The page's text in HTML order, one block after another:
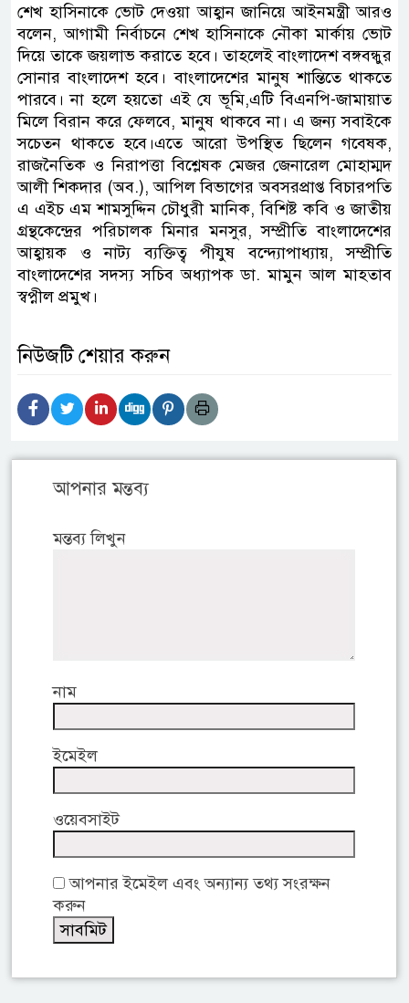
শেখ হাসিনাকে ভোট দেওয়া আহ্বান জানিয়ে আইনমন্ত্রী আরও
বলেন, আগামী নির্বাচনে শেখ হাসিনাকে নৌকা মার্কায় ভোট
দিয়ে তাকে জয়লাভ করাতে হবে। তাহলেই বাংলাদেশ বঙ্গবন্ধুর
সোনার বাংলাদেশ হবে। বাংলাদেশের মানুষ শান্তিতে থাকতে
পারবে। না হলে হয়তো এই যে ভূমি,এটি বিএনপি-জামায়াত
মিলে বিরান করে ফেলবে, মানুষ থাকবে না। এ জন্য সবাইকে
সচেতন থাকতে হবে।এতে আরো উপস্থিত ছিলেন গবেষক,
রাজনৈতিক ও নিরাপত্তা বিশ্লেষক মেজর জেনারেল মোহাম্মদ
আলী শিকদার (অব.), আপিল বিভাগের অবসরপ্রাপ্ত বিচারপতি
এ এইচ এম শামসুদ্দিন চৌধুরী মানিক, বিশিষ্ট কবি ও জাতীয়
গ্রন্থকেন্দ্রের পরিচালক মিনার মনসুর, সম্প্রীতি বাংলাদেশের
আহ্বায়ক ও নাট্য ব্যক্তিত্ব পীযুষ বন্দ্যোপাধ্যায়, সম্প্রীতি
বাংলাদেশের সদস্য সচিব অধ্যাপক ডা. মামুন আল মাহতাব
স্বপ্নীল প্রমুখ।
নিউজটি শেয়ার করুন
আপনার মন্তব্য
মন্তব্য লিখুন
নাম
ইমেইল
ওয়েবসাইট
আপনার ইমেইল এবং অন্যান্য তথ্য সংরক্ষন
করুন